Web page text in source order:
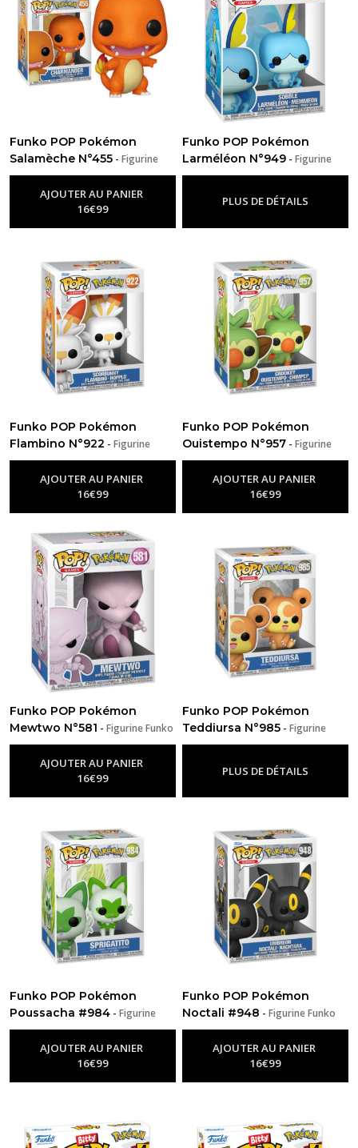
Funko POP Pokémon
Salamèche N°455 - Figurine
Funko Pop Pokemon
AJOUTER AU PANIER
16€99
Funko POP Pokémon
Larméléon N°949 -Figurine
Funko Pop Pokemon
PLUS DE DÉTAILS
Funko POP Pokémon
Flambino N°922 - Figurine
Funko Pop Pokemon
AJOUTER AU PANIER
16€99
Funko POP Pokémon
Ouistempo N°957 -Figurine
Funko Pop Pokemon
AJOUTER AU PANIER
16€99
Funko POP Pokémon
Mewtwo N°581 - Figurine Funko
Pop Pokemon
AJOUTER AU PANIER
16€99
Funko POP Pokémon
Teddiursa N°985 -Figurine
Funko Pop Pokemon
PLUS DE DÉTAILS
Funko POP Pokémon
Poussacha #984 - Figurine
Funko Pop Pokemon
AJOUTER AU PANIER
16€99
Funko POP Pokémon
Noctali #948 -Figurine Funko
Pop Pokemon
AJOUTER AU PANIER
16€99